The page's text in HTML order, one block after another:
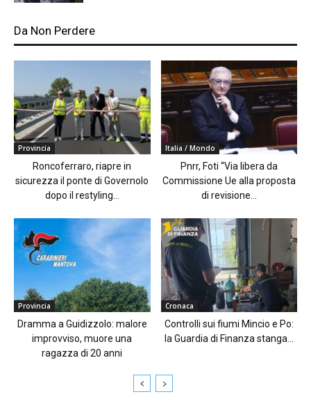
Da Non Perdere
Provincia
Roncoferraro, riapre in
sicurezza il ponte di Governolo
dopo il restyling...
Italia / Mondo
Pnrr, Foti “Via libera da
Commissione Ue alla proposta
di revisione...
Provincia
Dramma a Guidizzolo: malore
improvviso, muore una
ragazza di 20 anni
Cronaca
Controlli sui fiumi Mincio e Po:
la Guardia di Finanza stanga...